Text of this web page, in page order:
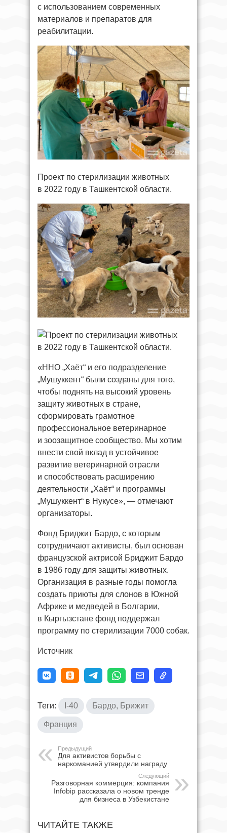
с использованием современных
материалов и препаратов для
реабилитации.
Проект по стерилизации животных
в 2022 году в Ташкентской области.
«ННО „Хаёт“ и его подразделение
„Мушуккент“ были созданы для того,
чтобы поднять на высокий уровень
защиту животных в стране,
сформировать грамотное
профессиональное ветеринарное
и зоозащитное сообщество. Мы хотим
внести свой вклад в устойчивое
развитие ветеринарной отрасли
и способствовать расширению
деятельности „Хаёт“ и программы
„Мушуккент“ в Нукусе», — отмечают
организаторы.
Фонд Бриджит Бардо, с которым
сотрудничают активисты, был основан
французской актрисой Бриджит Бардо
в 1986 году для защиты животных.
Организация в разные годы помогла
создать приюты для слонов в Южной
Африке и медведей в Болгарии,
в Кыргызстане фонд поддержал
программу по стерилизации 7000 собак.
Источник
Теги: I-40 Бардо, Брижит
Франция
Предыдущий
Для активистов борьбы с
наркоманией утвердили награду
Следующий
Разговорная коммерция: компания
Infobip рассказала о новом тренде
для бизнеса в Узбекистане
ЧИТАЙТЕ ТАКЖЕ